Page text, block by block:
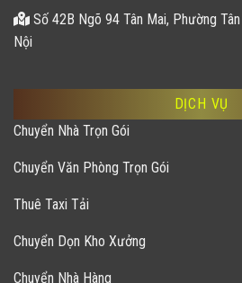
Số 42B Ngõ 94 Tân Mai, Phường
Nội
DỊCH VỤ
Chuyển Nhà Trọn Gói
Chuyển Văn Phòng Trọn Gói
Thuê Taxi Tải
Chuyển Dọn Kho Xưởng
Chuyển Nhà Hàng